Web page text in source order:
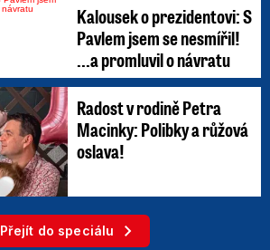
Kalousek o prezidentovi: S
Pavlem jsem se nesmířil!
...a promluvil o návratu
Radost v rodině Petra
Macinky: Polibky a růžová
oslava!
Přejít do speciálu